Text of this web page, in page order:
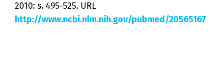
2010: s. 495-525. URL
http://www.ncbi.nlm.nih.gov/pubmed/20565167